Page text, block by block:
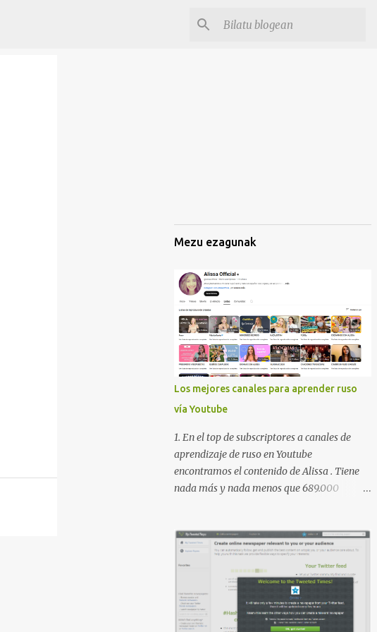
Mezu ezagunak
Los mejores canales para aprender ruso
vía Youtube
1. En el top de subscriptores a canales de
aprendizaje de ruso en Youtube
encontramos el contenido de Alissa . Tiene
nada más y nada menos que 689.000
16 carpetas con diferente contenido para
aprender expresiones, cultura, cocina etc.
https://www.youtube.com/@AlissaOfficial/p
laylists 2. Canal de Anastasia G . con
224.000 subscriptores y 97 vídeos en
septiembre de 2024. Anastasia tiene una